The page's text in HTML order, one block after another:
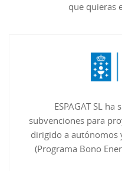
que quieras
ESPAGAT SL
subvenciones para
dirigido a autónomos
(Programa Bono